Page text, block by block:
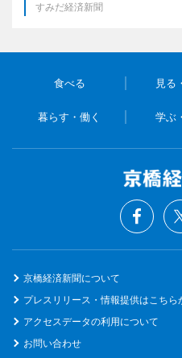
すみだ経済新聞
食べる 見る
暮らす・働く 学ぶ
京橋経済新聞について
プレスリリース・情報提供はこちら
アクセスデータの利用について
お問い合わせ